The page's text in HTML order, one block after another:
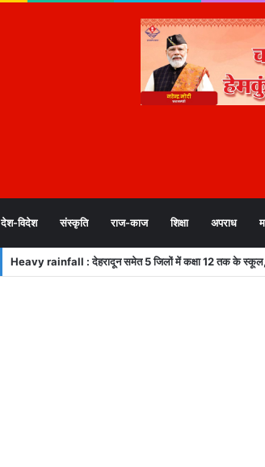
देश-विदेश संस्कृति राज-काज शिक्षा अपराध
MDDA बोर्ड बैठक: 25 विकास प्रस्ताव मंजूर, लैण्ड पूलिंग, पर्यटन,